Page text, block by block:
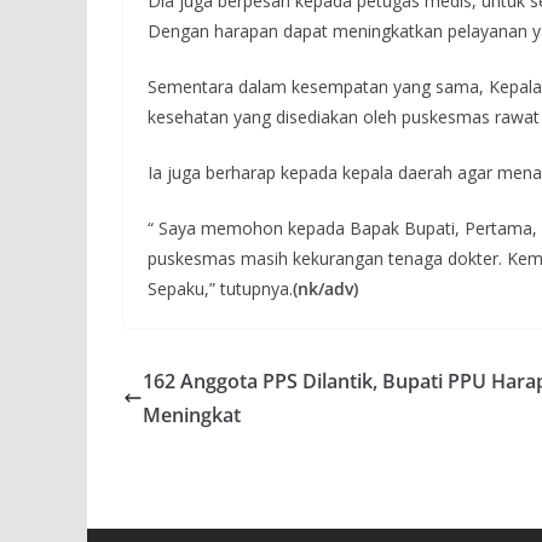
Dengan harapan dapat meningkatkan pelayanan
Sementara dalam kesempatan yang sama,
kesehatan yang disediakan oleh puskesmas
Ia juga berharap kepada kepala daerah agar
“ Saya memohon kepada Bapak Bupati,
puskesmas masih kekurangan tenaga dokter.
Sepaku,” tutupnya.(nk/adv)
162 Anggota PPS Dilantik, Bupati PPU
Meningkat